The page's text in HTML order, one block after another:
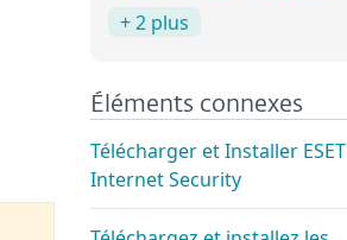
+ 2 plus
Éléments connexes
Télécharger et Installer ESET
Internet Security